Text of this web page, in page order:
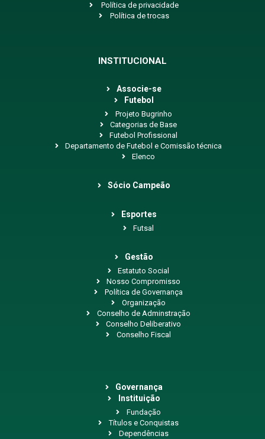
Política de privacidade
Política de trocas
INSTITUCIONAL
Associe-se
Futebol
Projeto Bugrinho
Categorias de Base
Futebol Profissional
Departamento de Futebol e Comissão técnica
Elenco
Sócio Campeão
Esportes
Futsal
Gestão
Estatuto Social
Nosso Compromisso
Política de Governança
Organização
Conselho de Adminstração
Conselho Deliberativo
Conselho Fiscal
Governança
Instituição
Fundação
Títulos e Conquistas
Dependências